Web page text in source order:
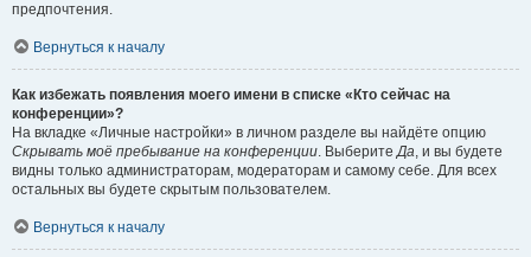
предпочтения.
Вернуться к началу
Как избежать появления моего имени в списке «Кто сейчас на
конференции»?
На вкладке «Личные настройки» в личном разделе вы найдёте опцию
Скрывать моё пребывание на конференции. ВыберитеДа, и вы будете
видны только администраторам, модераторам и самому себе. Для всех
остальных вы будете скрытым пользователем.
Вернуться к началу